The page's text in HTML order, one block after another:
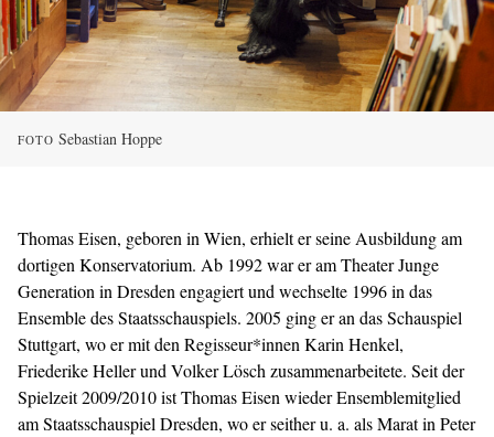
FOTO Sebastian Hoppe
Thomas Eisen, geboren in Wien, erhielt er seine Ausbildung am
dortigen Konservatorium. Ab 1992 war er am Theater Junge
Generation in Dresden engagiert und wechselte 1996 in das
Ensemble des Staatsschauspiels. 2005 ging er an das Schauspiel
Stuttgart, wo er mit den Regisseur*innen Karin Henkel,
Friederike Heller und Volker Lösch zusammenarbeitete. Seit der
Spielzeit 2009/2010 ist Thomas Eisen wieder Ensemblemitglied
am Staatsschauspiel Dresden, wo er seither u. a. als Marat in Peter